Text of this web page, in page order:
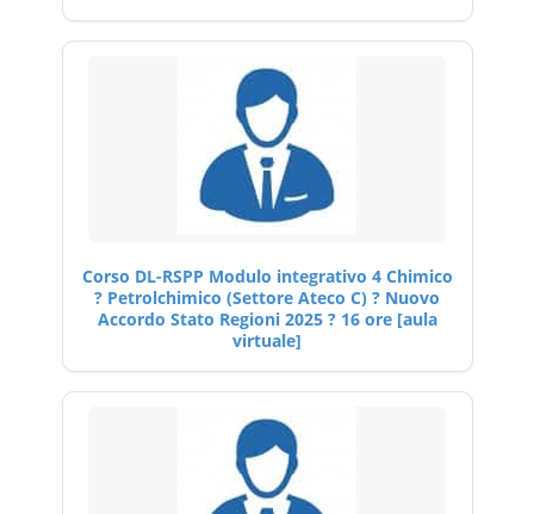
Corso DL-RSPP Modulo integrativo 4 Chimico
? Petrolchimico (Settore Ateco C) ? Nuovo
Accordo Stato Regioni 2025 ? 16 ore [aula
virtuale]